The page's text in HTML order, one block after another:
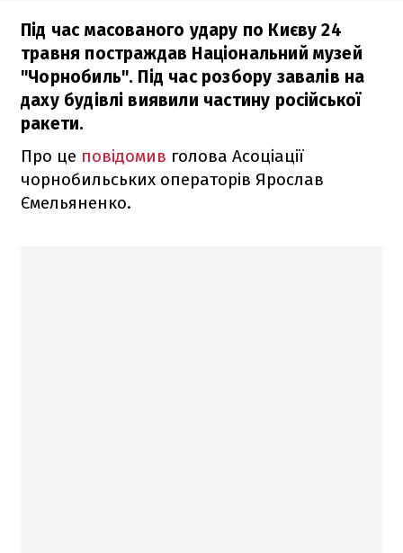
Під час масованого удару по Києву 24
травня постраждав Національний музей
"Чорнобиль". Під час розбору завалів на
даху будівлі виявили частину російської
ракети.
Про це повідомив голова Асоціації
чорнобильських операторів Ярослав
Ємельяненко.